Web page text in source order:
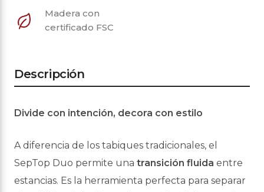
Madera con
certificado FSC
Descripción
Divide con intención, decora con estilo
A diferencia de los tabiques tradicionales, el
SepTop Duo permite una transición fluida entre
estancias. Es la herramienta perfecta para separar